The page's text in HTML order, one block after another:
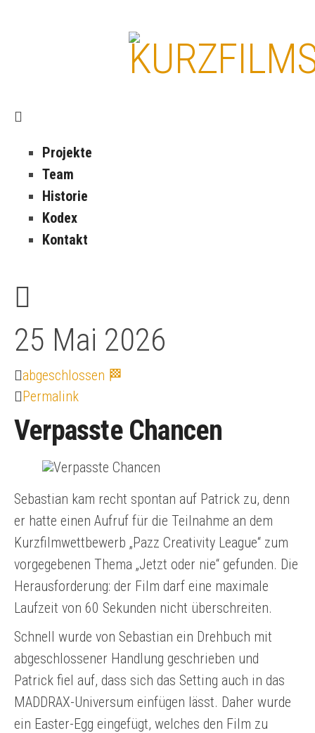
Projekte
Team
Historie
Kodex
Kontakt
25 Mai 2026
abgeschlossen 🏁
Permalink
Verpasste Chancen
Sebastian kam recht spontan auf Patrick zu, denn
er hatte einen Aufruf für die Teilnahme an dem
Kurzfilmwettbewerb „Pazz Creativity League“ zum
vorgegebenen Thema „Jetzt oder nie“ gefunden. Die
Herausforderung: der Film darf eine maximale
Laufzeit von 60 Sekunden nicht überschreiten.
Schnell wurde von Sebastian ein Drehbuch mit
abgeschlossener Handlung geschrieben und
Patrick fiel auf, dass sich das Setting auch in das
MADDRAX-Universum einfügen lässt. Daher wurde
ein Easter-Egg eingefügt, welches den Film zu